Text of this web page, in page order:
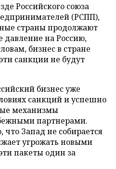
Российского союза
(РСПП),
страны продолжают
давление на Россию,
бизнес в стране
санкции не будут
бизнес уже
санкций и успешно
механизмы
партнерами.
что Запад не собирается
угрожать новыми
пакеты один за